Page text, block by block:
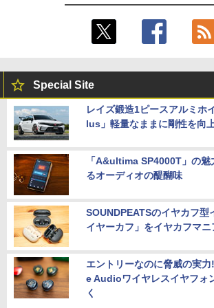
Special Site
レイズ鍛造1ピースアルミホ
lus」軽量なままに剛性を向
「A&ultima SP4000T」の魅
るオーディオの醍醐味
SOUNDPEATSのイヤカフ型
イヤーカフ」をイヤカフマニ
エントリーなのに脅威の実
e Audioワイヤレスイヤフォ
く